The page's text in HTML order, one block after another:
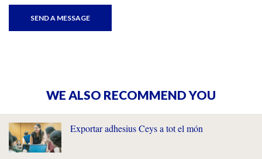
WE ALSO RECOMMEND YOU
Exportar adhesius Ceys a tot el món